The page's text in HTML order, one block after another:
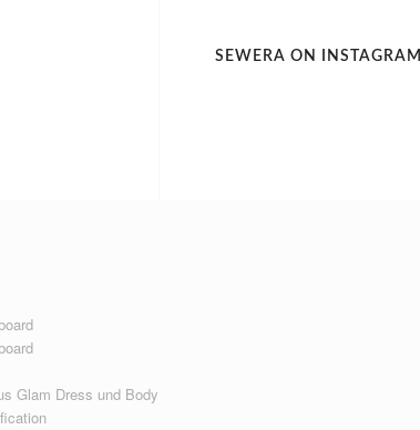
SEWERA ON INSTAGRAM
Glam Dress und Body